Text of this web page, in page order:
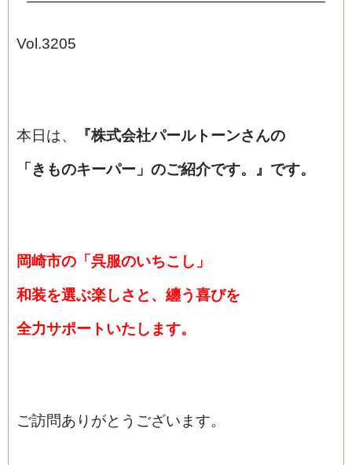
Vol.3205
本日は、 『株式会社パールトーンさんの
「きものキーパー」のご紹介です。』 です。
岡崎市の「呉服のいちこし」
和装を選ぶ楽しさと、纏う喜びを
全力サポートいたします。
ご訪問ありがとうございます。